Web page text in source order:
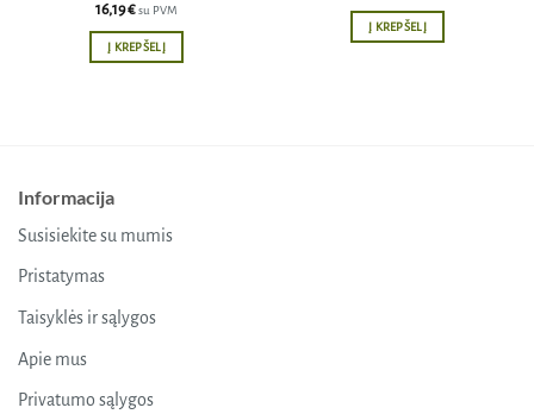
16,19€su PVM
Į KREPŠELĮ
Į KREPŠELĮ
Informacija
Susisiekite su mumis
Pristatymas
Taisyklės ir sąlygos
Apie mus
Privatumo sąlygos